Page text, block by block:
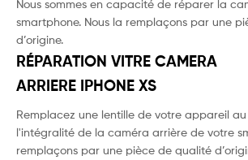
Nous sommes en capacité de réparer la
smartphone. Nous la remplaçons par une
d’origine.
RÉPARATION VITRE CAMERA
ARRIERE IPHONE XS
Remplacez une lentille de votre appareil
l'intégralité de la caméra arrière de votre
remplaçons par une pièce de qualité